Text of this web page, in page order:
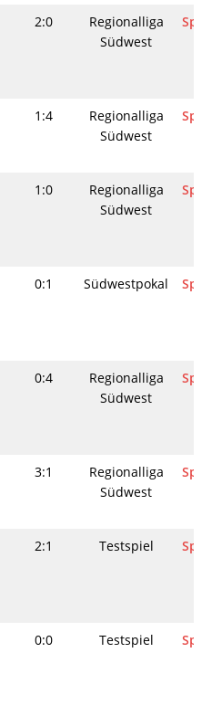
2:0
Regionalliga
Südwest
1:4
Regionalliga
Südwest
1:0
Regionalliga
Südwest
0:1 Südwestpokal
0:4
Regionalliga
Südwest
3:1
Regionalliga
Südwest
2:1 Testspiel
0:0 Testspiel